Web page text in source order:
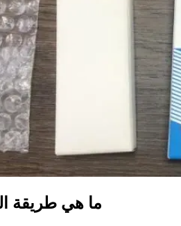
ما هي طريقة